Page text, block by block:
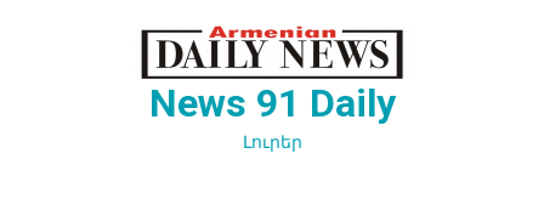
News 91 Daily
Լուրեր